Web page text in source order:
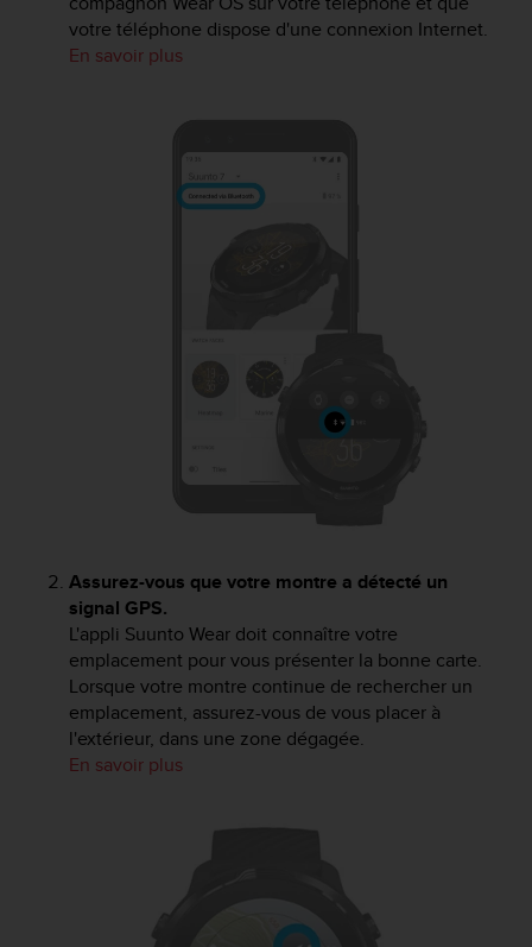
votre téléphone dispose d'une connexion Internet.
En savoir plus
Assurez-vous que votre montre a détecté un
signal GPS.
L'appli Suunto Wear doit connaître votre
emplacement pour vous présenter la bonne carte.
Lorsque votre montre continue de rechercher un
emplacement, assurez-vous de vous placer à
l'extérieur, dans une zone dégagée.
En savoir plus